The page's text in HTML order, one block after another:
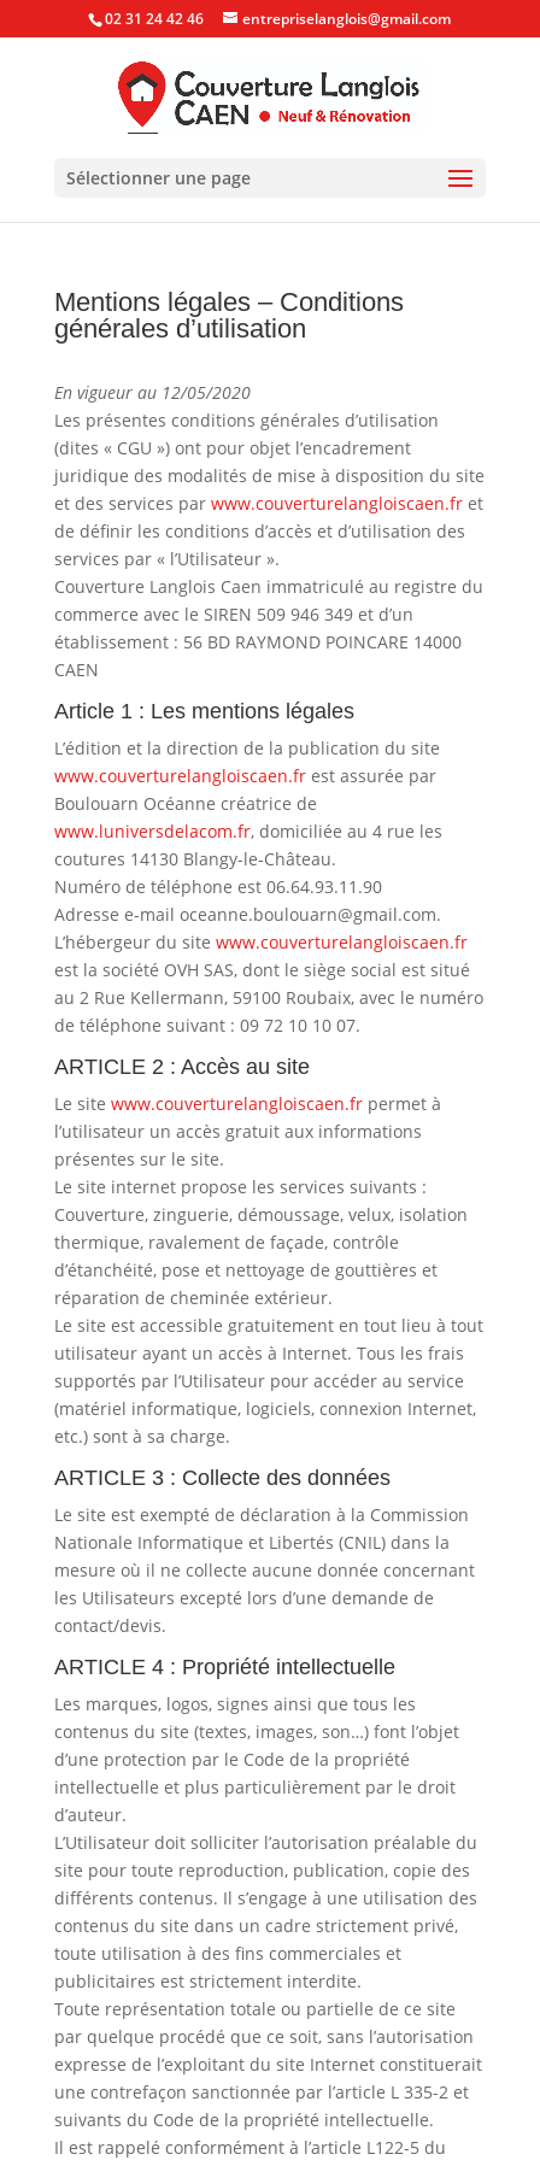
02 31 24 42 46 entrepriselanglois@gmail.com
Sélectionner une page
Mentions légales – Conditions
générales d’utilisation
En vigueur au 12/05/2020
Les présentes conditions générales d’utilisation
(dites « CGU ») ont pour objet l’encadrement
juridique des modalités de mise à disposition du site
et des services par www.couverturelangloiscaen.fret
de définir les conditions d’accès et d’utilisation des
services par « l’Utilisateur ».
Couverture Langlois Caen immatriculé au registre du
commerce avec le SIREN 509 946 349 et d’un
établissement : 56 BD RAYMOND POINCARE 14000
CAEN
Article 1 : Les mentions légales
L’édition et la direction de la publication du site
www.couverturelangloiscaen.frest assurée par
Boulouarn Océanne créatrice de
www.luniversdelacom.fr, domiciliée au 4 rue les
coutures 14130 Blangy-le-Château.
Numéro de téléphone est 06.64.93.11.90
Adresse e-mail oceanne.boulouarn@gmail.com.
L’hébergeur du site www.couverturelangloiscaen.fr
est la société OVH SAS, dont le siège social est situé
au 2 Rue Kellermann, 59100 Roubaix, avec le numéro
de téléphone suivant : 09 72 10 10 07.
ARTICLE 2 : Accès au site
Le site www.couverturelangloiscaen.frpermet à
l’utilisateur un accès gratuit aux informations
présentes sur le site.
Le site internet propose les services suivants :
Couverture, zinguerie, démoussage, velux, isolation
thermique, ravalement de façade, contrôle
d’étanchéité, pose et nettoyage de gouttières et
réparation de cheminée extérieur.
Le site est accessible gratuitement en tout lieu à tout
utilisateur ayant un accès à Internet. Tous les frais
supportés par l’Utilisateur pour accéder au service
(matériel informatique, logiciels, connexion Internet,
etc.) sont à sa charge.
ARTICLE 3 : Collecte des données
Le site est exempté de déclaration à la Commission
Nationale Informatique et Libertés (CNIL) dans la
mesure où il ne collecte aucune donnée concernant
les Utilisateurs excepté lors d’une demande de
contact/devis.
ARTICLE 4 : Propriété intellectuelle
Les marques, logos, signes ainsi que tous les
contenus du site (textes, images, son…) font l’objet
d’une protection par le Code de la propriété
intellectuelle et plus particulièrement par le droit
d’auteur.
L’Utilisateur doit solliciter l’autorisation préalable du
site pour toute reproduction, publication, copie des
différents contenus. Il s’engage à une utilisation des
contenus du site dans un cadre strictement privé,
toute utilisation à des fins commerciales et
publicitaires est strictement interdite.
Toute représentation totale ou partielle de ce site
par quelque procédé que ce soit, sans l’autorisation
expresse de l’exploitant du site Internet constituerait
une contrefaçon sanctionnée par l’article L 335-2 et
suivants du Code de la propriété intellectuelle.
Il est rappelé conformément à l’article L122-5 du